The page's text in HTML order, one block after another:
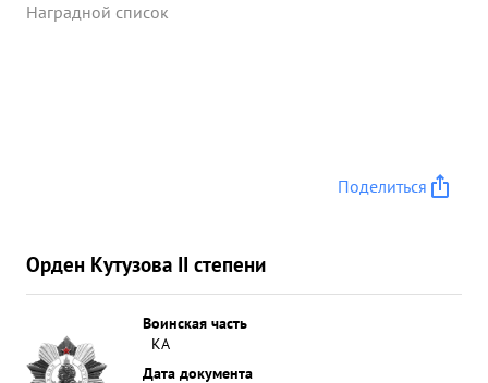
Наградной список
Поделиться
Орден Кутузова II степени
Воинская часть
КА
Дата документа